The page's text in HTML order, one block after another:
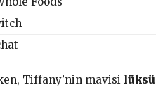
Tiffany’nin mavisi lüksü